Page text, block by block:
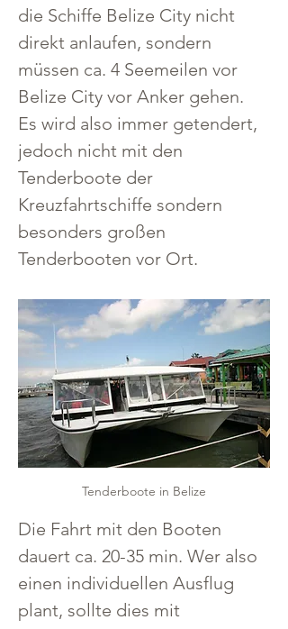
die Schiffe Belize City nicht
direkt anlaufen, sondern
müssen ca. 4 Seemeilen vor
Belize City vor Anker gehen.
Es wird also immer getendert,
jedoch nicht mit den
Tenderboote der
Kreuzfahrtschiffe sondern
besonders großen
Tenderbooten vor Ort.
Tenderboote in Belize
Die Fahrt mit den Booten
dauert ca. 20-35 min. Wer also
einen individuellen Ausflug
plant, sollte dies mit